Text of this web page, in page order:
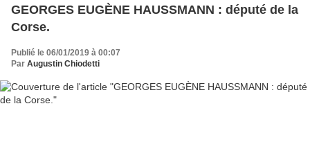
GEORGES EUGÈNE HAUSSMANN : député de la
Corse.
Publié le 06/01/2019 à 00:07
Par Augustin Chiodetti